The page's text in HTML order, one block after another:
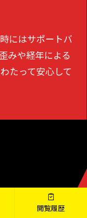
にはサポートバ
みや経年による
たって安心して
閲覧履歴